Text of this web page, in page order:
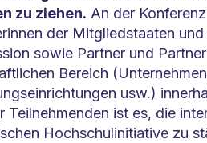
zu ziehen. An der
der Mitgliedstaaten
sowie Partner und
Bereich
usw.)
Teilnehmenden ist es, die
Hochschulinitiative zu